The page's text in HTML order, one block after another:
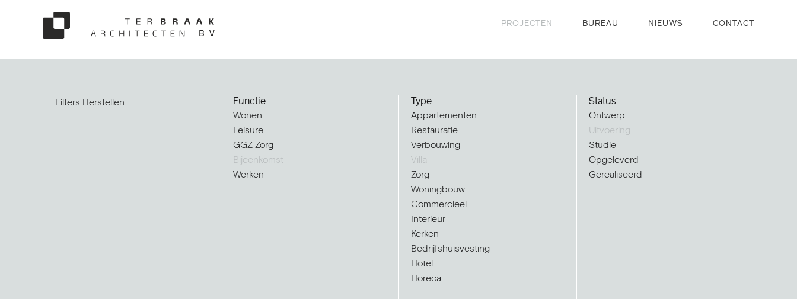
PROJECTEN BUREAU NIEUWS CONTACT
Filters Herstellen Functie
Wonen
Leisure
GGZ Zorg
Bijeenkomst
Werken
Type
Appartementen
Restauratie
Verbouwing
Villa
Zorg
Woningbouw
Commercieel
Interieur
Kerken
Bedrijfshuisvesting
Hotel
Horeca
Status
Ontwerp
Uitvoering
Studie
Opgeleverd
Gerealiseerd